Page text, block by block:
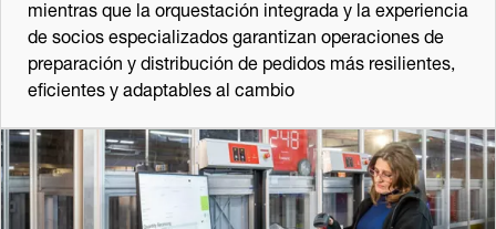
mientras que la orquestación integrada y la experiencia
de socios especializados garantizan operaciones de
preparación y distribución de pedidos más resilientes,
eficientes y adaptables al cambio